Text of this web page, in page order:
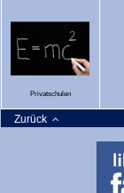
Privatschulen
Zurück